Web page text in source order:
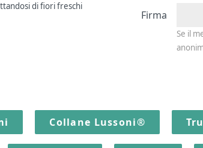
di fiori freschi
Firma
Se il
Collane Lussoni®